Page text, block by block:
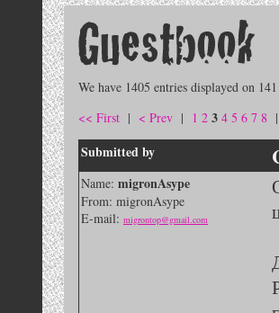
We have 1405 entries displayed on 141
<< First | < Prev | 1 2 3 4 5 6 7 8 |
Submitted by
Name: migronAsype
From: migronAsype
E-mail: migrontop@gmail.com